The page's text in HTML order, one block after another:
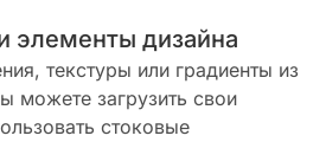
элементы дизайна
текстуры или градиенты из
можете загрузить свои
стоковые